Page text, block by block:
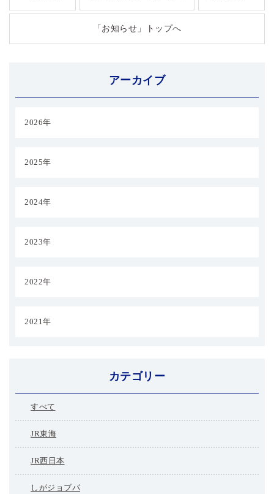
「お知らせ」トップへ
アーカイブ
2026年
2025年
2024年
2023年
2022年
2021年
カテゴリー
すべて
JR東海
JR西日本
しがジョブパ